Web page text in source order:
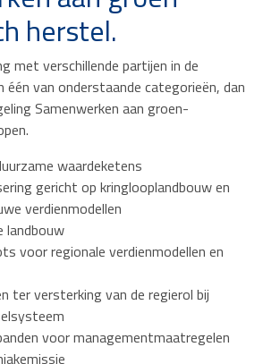
herstel.
met verschillende partijen in de
één van onderstaande categorieën, dan
Samenwerken aan groen-
waardeketens
gericht op kringlooplandbouw en
verdienmodellen
landbouw
voor regionale verdienmodellen en
ter versterking van de regierol bij
voor managementmaatregelen